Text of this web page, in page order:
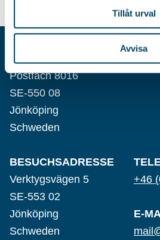
Tillåt urval
Avvisa
Postfach 8016
SE-550 08
Jönköping
Schweden
BESUCHSADRESSE
Verktygsvägen 5
SE-553 02
Jönköping
Schweden
+46
E-